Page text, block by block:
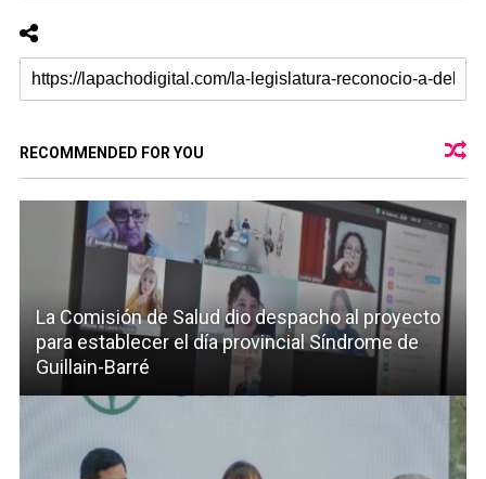
RECOMMENDED FOR YOU
La Comisión de Salud dio despacho al proyecto
para establecer el día provincial Síndrome de
Guillain-Barré